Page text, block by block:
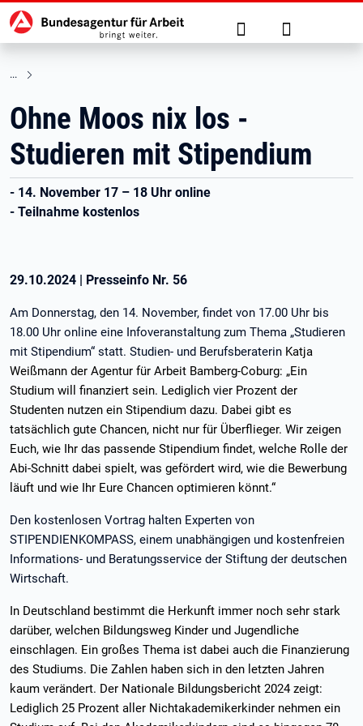
zu den Hauptinhalten springen
Hauptnavigation Suche Anmelden
Ohne Moos nix los -
Studieren mit Stipendium
- 14. November 17 – 18 Uhr online
- Teilnahme kostenlos
29.10.2024 | Presseinfo Nr. 56
Am Donnerstag, den 14. November, findet von 17.00 Uhr bis
18.00 Uhr online eine Infoveranstaltung zum Thema „Studieren
mit Stipendium“ statt. Studien- und Berufsberaterin Katja
Weißmann der Agentur für Arbeit Bamberg-Coburg: „Ein
Studium will finanziert sein. Lediglich vier Prozent der
Studenten nutzen ein Stipendium dazu. Dabei gibt es
tatsächlich gute Chancen, nicht nur für Überflieger. Wir zeigen
Euch, wie Ihr das passende Stipendium findet, welche Rolle der
Abi-Schnitt dabei spielt, was gefördert wird, wie die Bewerbung
läuft und wie Ihr Eure Chancen optimieren könnt.“
Den kostenlosen Vortrag halten Experten von
STIPENDIENKOMPASS, einem unabhängigen und kostenfreien
Informations- und Beratungsservice der Stiftung der deutschen
Wirtschaft.
In Deutschland bestimmt die Herkunft immer noch sehr stark
darüber, welchen Bildungsweg Kinder und Jugendliche
einschlagen. Ein großes Thema ist dabei auch die Finanzierung
des Studiums. Die Zahlen haben sich in den letzten Jahren
kaum verändert. Der Nationale Bildungsbericht 2024 zeigt:
Lediglich 25 Prozent aller Nichtakademikerkinder nehmen ein